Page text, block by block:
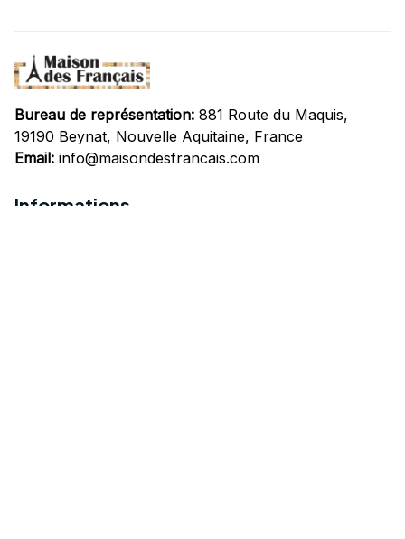
Bureau de représentation: 881 Route du Maquis,
19190 Beynat, Nouvelle Aquitaine, France
Email: info@maisondesfrancais.com
Informations